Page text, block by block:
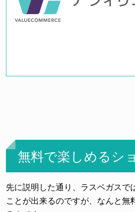
無料で楽しめるシ
先に説明した通り、ラスベガスで
ことが出来るのですが、なんと無